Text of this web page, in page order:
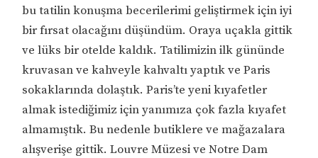
bu tatilin konuşma becerilerimi geliştirmek için iyi
bir fırsat olacağını düşündüm. Oraya uçakla gittik
ve lüks bir otelde kaldık. Tatilimizin ilk gününde
kruvasan ve kahveyle kahvaltı yaptık ve Paris
sokaklarında dolaştık. Paris’te yeni kıyafetler
almak istediğimiz için yanımıza çok fazla kıyafet
almamıştık. Bu nedenle butiklere ve mağazalara
alışverişe gittik. Louvre Müzesi ve Notre Dam